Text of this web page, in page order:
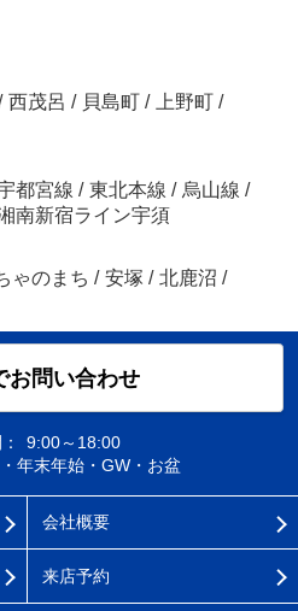
西茂呂 / 貝島町 / 上野町 /
都宮線 / 東北本線 / 烏山線 /
南新宿ライン宇須
ゃのまち / 安塚 / 北鹿沼 /
お問い合わせ
9:00～18:00
年末年始・GW・お盆
会社概要
来店予約